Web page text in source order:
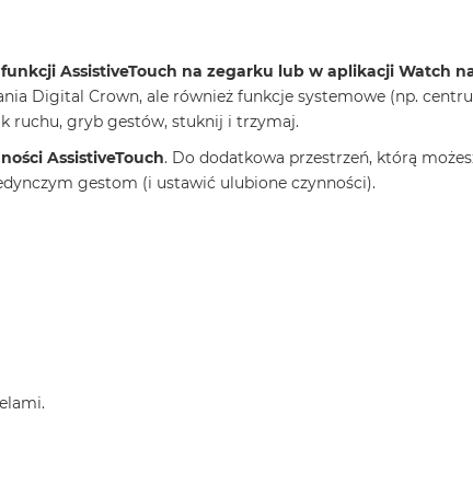
AssistiveTouch na zegarku lub w aplikacji Watch
Digital Crown, ale również funkcje systemowe (np.
ruchu, gryb gestów, stuknij i trzymaj.
AssistiveTouch. Do dodatkowa przestrzeń, którą
gestom (i ustawić ulubione czynności).